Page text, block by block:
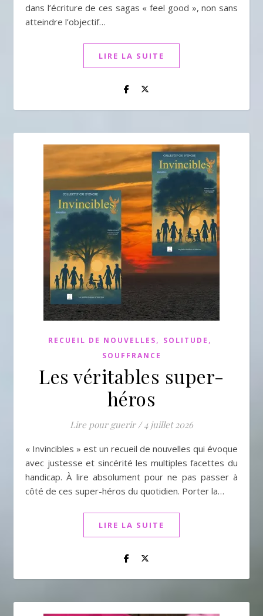
dans l’écriture de ces sagas « feel good », non sans
atteindre l’objectif…
LIRE LA SUITE
RECUEIL DE NOUVELLES, SOLITUDE ,
SOUFFRANCE
Les véritables super-
héros
Lire pour guerir / 4 juillet 2026
« Invincibles » est un recueil de nouvelles qui évoque
avec justesse et sincérité les multiples facettes du
handicap. À lire absolument pour ne pas passer à
côté de ces super-héros du quotidien. Porter la…
LIRE LA SUITE